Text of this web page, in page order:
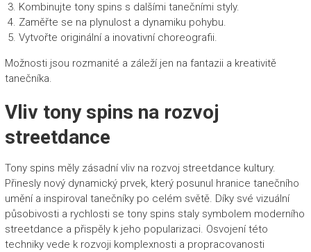
Kombinujte tony spins s dalšími tanečními styly.
Zaměřte se na plynulost a dynamiku pohybu.
Vytvořte originální a inovativní choreografii.
Možnosti jsou rozmanité a záleží jen na fantazii a kreativitě
tanečníka.
Vliv tony spins na rozvoj
streetdance
Tony spins měly zásadní vliv na rozvoj streetdance kultury.
Přinesly nový dynamický prvek, který posunul hranice tanečního
umění a inspiroval tanečníky po celém světě. Díky své vizuální
působivosti a rychlosti se tony spins staly symbolem moderního
streetdance a přispěly k jeho popularizaci. Osvojení této
techniky vede k rozvoji komplexnosti a propracovanosti